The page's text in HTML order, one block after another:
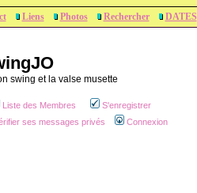
Liens Photos Rechercher DATES
swing et la valse musette
Liste des Membres
S'enregistrer
ses messages privés Connexion